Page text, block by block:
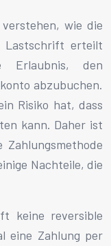
wie die
Lastschrift erteilt
den
abzubuchen.
Risiko hat, dass
kann. Daher ist
Nachteile, die
keine reversible
eine Zahlung per